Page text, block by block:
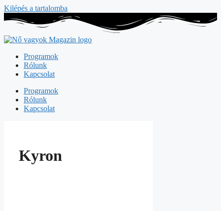
Kilépés a tartalomba
Programok
Rólunk
Kapcsolat
Programok
Rólunk
Kapcsolat
Kyron